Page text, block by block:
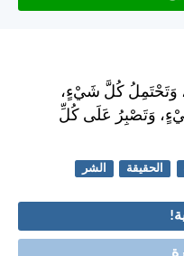
وَتَحْتَمِلُ كُلَّ شَيْءٍ،
وَتَصْبِرُ عَلَى كُلِّ
الحقيقة الشر